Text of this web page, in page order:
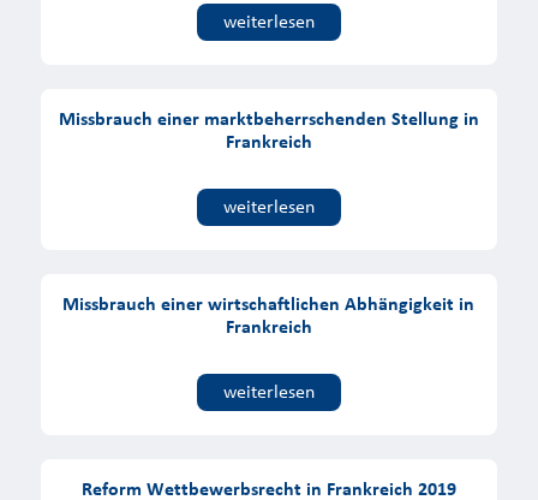
weiterlesen
Missbrauch einer marktbeherrschenden Stellung in
Frankreich
weiterlesen
Missbrauch einer wirtschaftlichen Abhängigkeit in
Frankreich
weiterlesen
Reform Wettbewerbsrecht in Frankreich 2019